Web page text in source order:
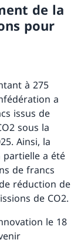
de la
pour
à 275
a
issus de
sous la
Ainsi, la
partielle a été
de francs
réduction de
de CO2.
le 18